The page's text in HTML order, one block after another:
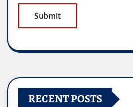
RECENT POSTS